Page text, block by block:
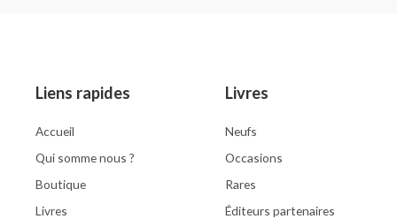
Liens rapides
Accueil
Qui somme nous ?
Boutique
Livres
Livres
Neufs
Occasions
Rares
Éditeurs partenaires